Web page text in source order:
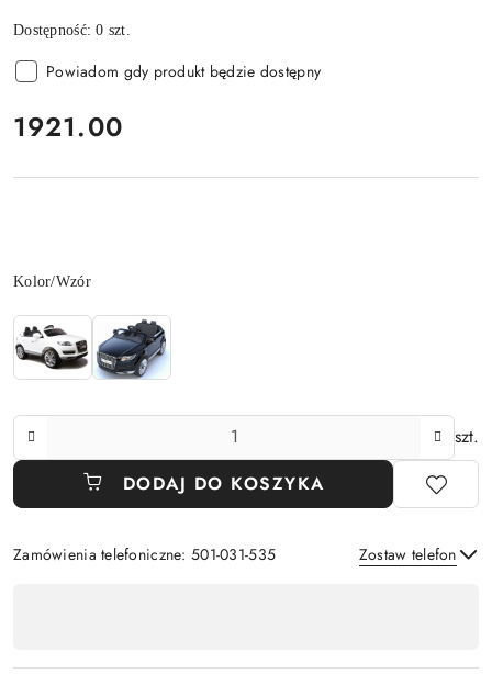
Dostępność:0 szt.
Powiadom gdy produkt będzie dostępny
cena:
1921.00
Wariant
Kolor/Wzór
szt.
DODAJ DO KOSZYKA
Zamówienia telefoniczne: 501-031-535 Zostaw telefon